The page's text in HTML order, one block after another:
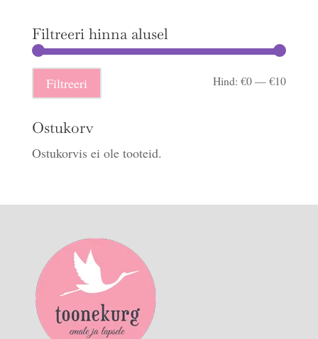
Filtreeri hinna alusel
Filtreeri Hind:€0—€10
Ostukorv
Ostukorvis ei ole tooteid.